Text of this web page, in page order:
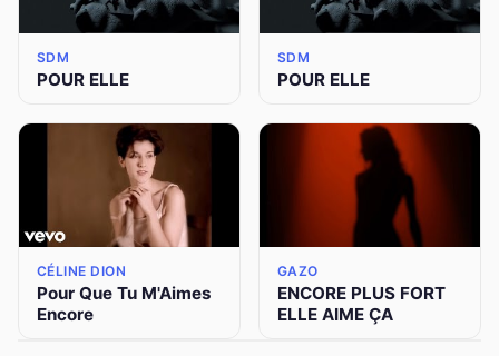
SDM
POUR ELLE
SDM
POUR ELLE
CÉLINE DION
Pour Que Tu M'Aimes
Encore
GAZO
ENCORE PLUS FORT
ELLE AIME ÇA